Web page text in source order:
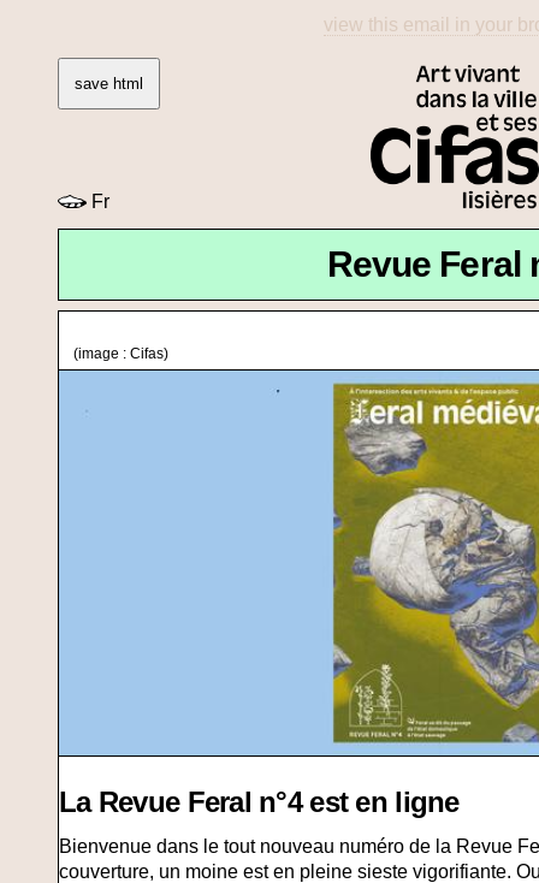
save html
view this email in your
Fr
Revue Feral
(image : Cifas)
La Revue Feral n°4 est en ligne
Bienvenue dans le tout nouveau numéro de la Revue
couverture, un moine est en pleine sieste vigorifiante.